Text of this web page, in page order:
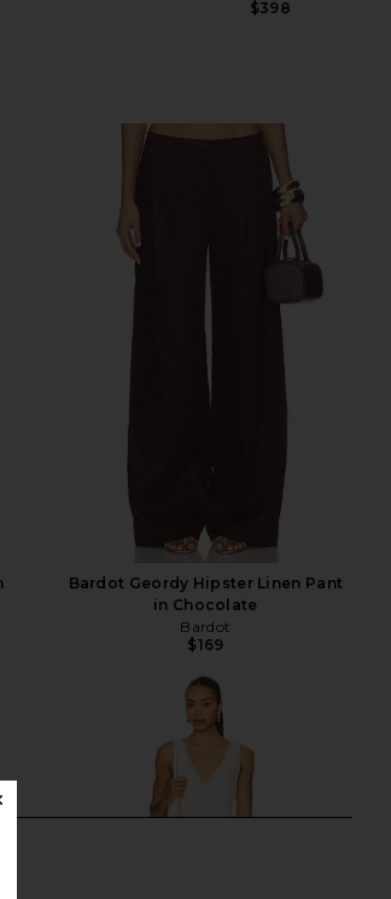
$398
Bardot Geordy Hipster Linen Pant
in Chocolate
Bardot
$169